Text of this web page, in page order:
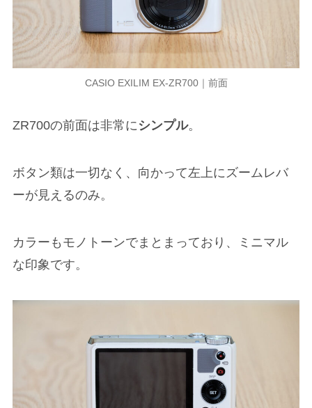
CASIO EXILIM EX-ZR700｜前面
ZR700の前面は非常に シンプル。
ボタン類は一切なく、向かって左上にズームレバ
ーが見えるのみ。
カラーもモノトーンでまとまっており、ミニマル
な印象です。